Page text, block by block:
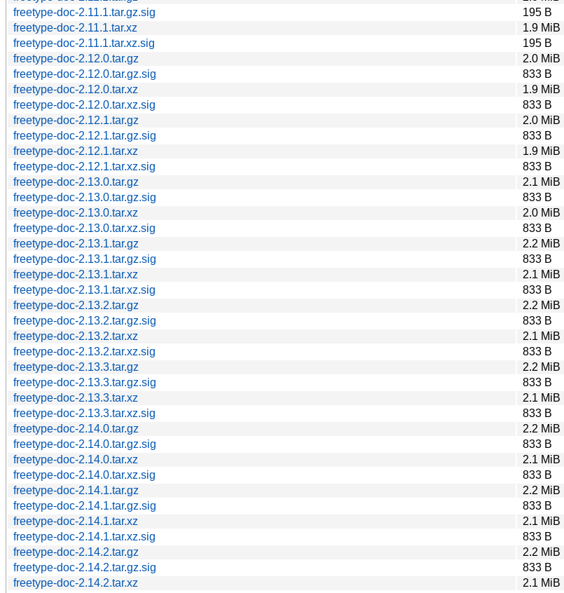
freetype-doc-2.11.1.tar.gz.sig
195 B
freetype-doc-2.11.1.tar.xz
1.9 MiB
freetype-doc-2.11.1.tar.xz.sig
195 B
freetype-doc-2.12.0.tar.gz
2.0 MiB
freetype-doc-2.12.0.tar.gz.sig
833 B
freetype-doc-2.12.0.tar.xz
1.9 MiB
freetype-doc-2.12.0.tar.xz.sig
833 B
freetype-doc-2.12.1.tar.gz
2.0 MiB
freetype-doc-2.12.1.tar.gz.sig
833 B
freetype-doc-2.12.1.tar.xz
1.9 MiB
freetype-doc-2.12.1.tar.xz.sig
833 B
freetype-doc-2.13.0.tar.gz
2.1 MiB
freetype-doc-2.13.0.tar.gz.sig
833 B
freetype-doc-2.13.0.tar.xz
2.0 MiB
freetype-doc-2.13.0.tar.xz.sig
833 B
freetype-doc-2.13.1.tar.gz
2.2 MiB
freetype-doc-2.13.1.tar.gz.sig
833 B
freetype-doc-2.13.1.tar.xz
2.1 MiB
freetype-doc-2.13.1.tar.xz.sig
833 B
freetype-doc-2.13.2.tar.gz
2.2 MiB
freetype-doc-2.13.2.tar.gz.sig
833 B
freetype-doc-2.13.2.tar.xz
2.1 MiB
freetype-doc-2.13.2.tar.xz.sig
833 B
freetype-doc-2.13.3.tar.gz
2.2 MiB
freetype-doc-2.13.3.tar.gz.sig
833 B
freetype-doc-2.13.3.tar.xz
2.1 MiB
freetype-doc-2.13.3.tar.xz.sig
833 B
freetype-doc-2.14.0.tar.gz
2.2 MiB
freetype-doc-2.14.0.tar.gz.sig
833 B
freetype-doc-2.14.0.tar.xz
2.1 MiB
freetype-doc-2.14.0.tar.xz.sig
833 B
freetype-doc-2.14.1.tar.gz
2.2 MiB
freetype-doc-2.14.1.tar.gz.sig
833 B
freetype-doc-2.14.1.tar.xz
2.1 MiB
freetype-doc-2.14.1.tar.xz.sig
833 B
freetype-doc-2.14.2.tar.gz
2.2 MiB
freetype-doc-2.14.2.tar.gz.sig
833 B
freetype-doc-2.14.2.tar.xz
2.1 MiB